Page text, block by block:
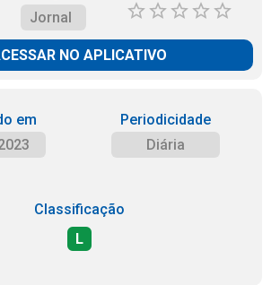
Jornal
NO APLICATIVO
em
Periodicidade
Diária
Classificação
L